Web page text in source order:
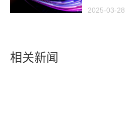
潮
2025-03-28
相关新闻